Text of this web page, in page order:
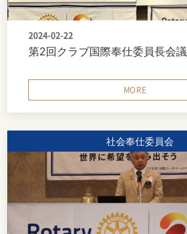
2024-02-22
第2回クラブ国際奉仕委員長会議
MORE
社会奉仕委員会